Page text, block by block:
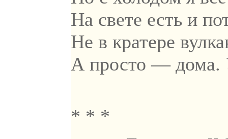
На свете есть и
Не в кратере
А просто — дома.
* * *